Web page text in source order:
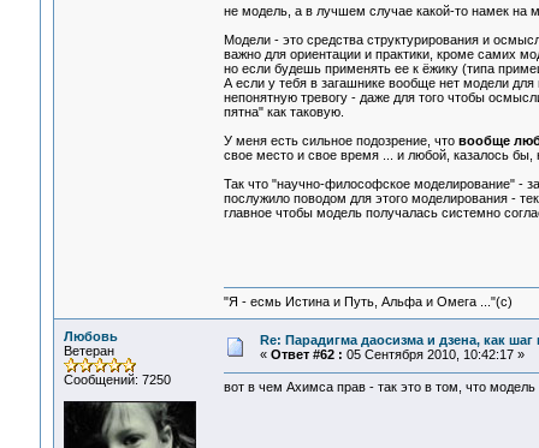
не модель, а в лучшем случае какой-то намек на
Модели - это средства структурирования и
важно для ориентации и практики, кроме самих
но если будешь применять ее к ёжику (типа
А если у тебя в загашнике вообще нет модели
непонятную тревогу - даже для того чтобы
пятна" как таковую.
У меня есть сильное подозрение, что вообще
свое место и свое время ... и любой, казалось
Так что "научно-философское моделирование" -
послужило поводом для этого моделирования -
главное чтобы модель получалась системно
"Я - есмь Истина и Путь, Альфа и Омега ..."(с)
Любовь
Ветеран
Сообщений: 7250
Re: Парадигма даосизма и дзена, как
« Ответ #62 : 05 Сентября 2010, 10:42:17 »
вот в чем Ахимса прав - так это в том, что модель